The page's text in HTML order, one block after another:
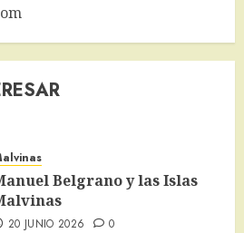
Belgrano y las Islas
20 JUNIO 2026 0